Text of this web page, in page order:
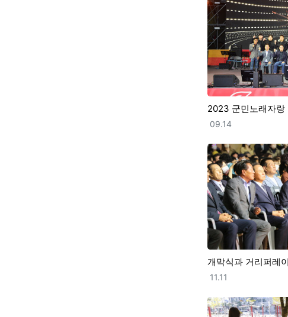
2023 군민노래자랑
등록일
09.14
개막식과 거리퍼레
등록일
11.11